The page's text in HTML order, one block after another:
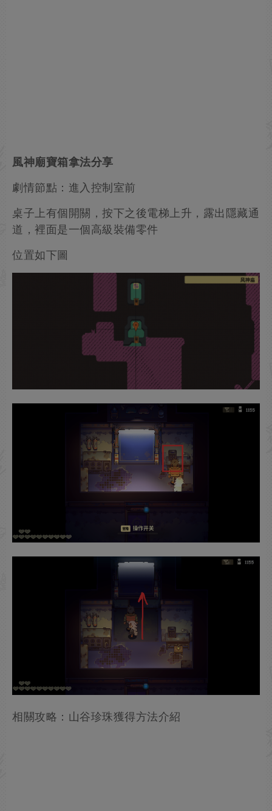
風神廟寶箱拿法分享
劇情節點：進入控制室前
桌子上有個開關，按下之後電梯上升，露出隱藏通
道，裡面是一個高級裝備零件
位置如下圖
相關攻略：山谷珍珠獲得方法介紹